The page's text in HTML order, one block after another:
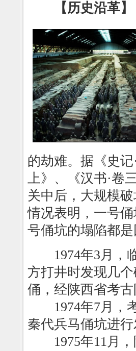
【历史沿革】
的劫难。据《史
上》、《汉书·卷
关中后，大规模
情况表明，一号
号俑坑的塌陷都
1974年3月，临
方打井时发现几
俑，经陕西省考
1974年7月，考
秦代兵马俑坑进
1975年11月，